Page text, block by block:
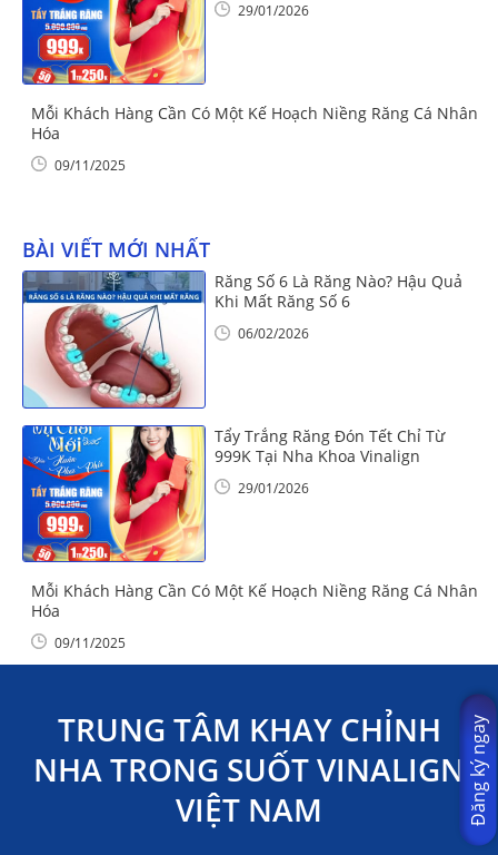
29/01/2026
Mỗi Khách Hàng Cần Có Một Kế Hoạch Niềng Răng Cá Nhân
Hóa
09/11/2025
BÀI VIẾT MỚI NHẤT
Răng Số 6 Là Răng Nào? Hậu Quả
Khi Mất Răng Số 6
06/02/2026
Tẩy Trắng Răng Đón Tết Chỉ Từ
999K Tại Nha Khoa Vinalign
29/01/2026
Mỗi Khách Hàng Cần Có Một Kế Hoạch Niềng Răng Cá Nhân
Hóa
09/11/2025
TRUNG TÂM KHAY CHỈNH
NHA TRONG SUỐT VINALIGN
VIỆT NAM
Đăng ký ngay